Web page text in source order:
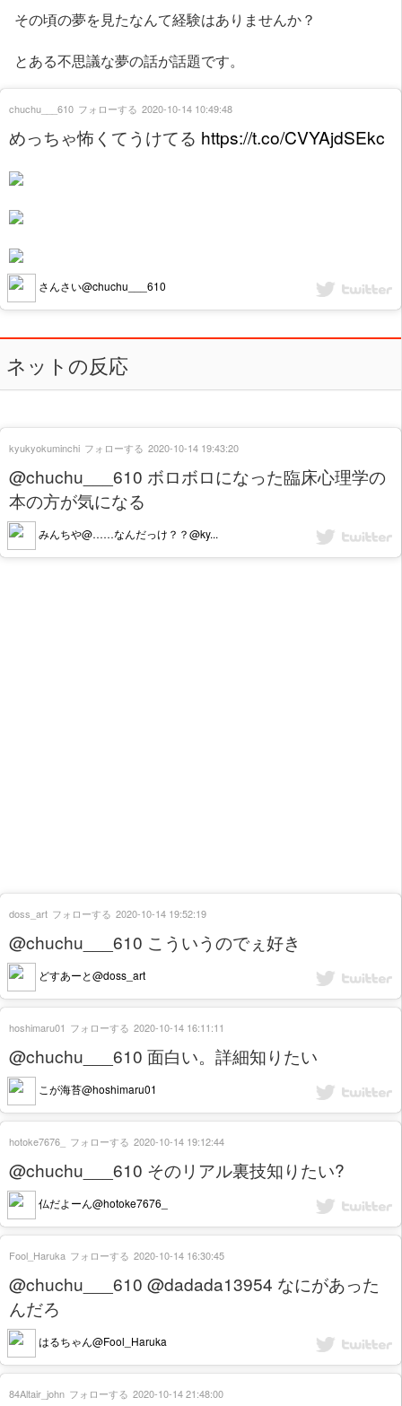
その頃の夢を見たなんて経験はありませんか？
とある不思議な夢の話が話題です。
めっちゃ怖くてうけてる https://t.co/CVYAjdSEkc
さんさい@chuchu___610
chuchu___610 フォローする 2020-10-14 10:49:48
ネットの反応
@chuchu___610 ボロボロになった臨床心理学の
本の方が気になる
みんちや@……なんだっけ？？@ky...
kyukyokuminchi フォローする 2020-10-14 19:43:20
@chuchu___610 こういうのでぇ好き
どすあーと@doss_art
doss_art フォローする 2020-10-14 19:52:19
@chuchu___610 面白い。詳細知りたい
こが海苔@hoshimaru01
hoshimaru01 フォローする 2020-10-14 16:11:11
@chuchu___610 そのリアル裏技知りたい?
仏だよーん@hotoke7676_
hotoke7676_ フォローする 2020-10-14 19:12:44
@chuchu___610 @dadada13954 なにがあった
んだろ
はるちゃん@Fool_Haruka
Fool_Haruka フォローする 2020-10-14 16:30:45
84Altair_john フォローする 2020-10-14 21:48:00